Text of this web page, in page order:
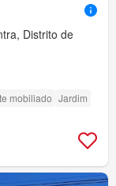
Distrito de
mobiliado Jardim